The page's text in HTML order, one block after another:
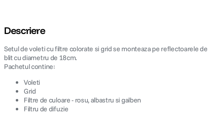
Descriere
Setul de voleti cu filtre colorate si grid se monteaza pe reflectoarele de
blit cu diametru de 18cm.
Pachetul contine:
Voleti
Grid
Filtre de culoare - rosu, albastru si galben
Filtru de difuzie